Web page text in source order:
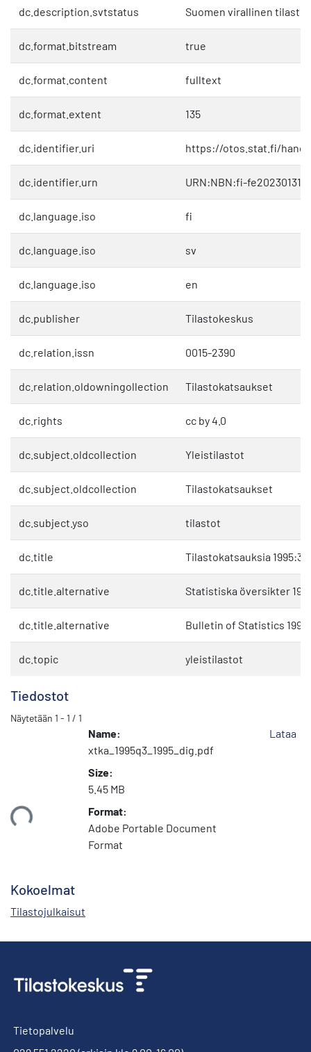
dc.description.svtstatus Suomen virallinen tilasto
dc.format.bitstream true
dc.format.content fulltext
dc.format.extent 135
dc.identifier.uri https://otos.stat.fi/
dc.identifier.urn URN:NBN:fi-
dc.language.iso fi
dc.language.iso sv
dc.language.iso en
dc.publisher Tilastokeskus
dc.relation.issn 0015-2390
dc.relation.oldowningollection Tilastokatsaukset
dc.rights cc by 4.0
dc.subject.oldcollection Yleistilastot
dc.subject.oldcollection Tilastokatsaukset
dc.subject.yso tilastot
dc.title Tilastokatsauksia 1995:3
dc.title.alternative Statistiska översikter
dc.title.alternative Bulletin of Statistics
dc.topic yleistilastot
Tiedostot
Näytetään 1 - 1 / 1
Name:
xtka_1995q3_1995_dig.pdf
Size:
5.45 MB
Format:
Adobe Portable Document
Format
Lataa
Kokoelmat
Tilastojulkaisut
Tietopalvelu